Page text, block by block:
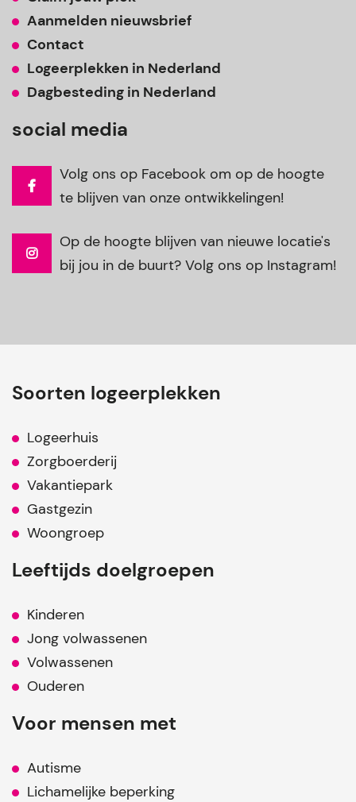
Aanmelden nieuwsbrief
Contact
Logeerplekken in Nederland
Dagbesteding in Nederland
social media
Volg ons op Facebook om op de hoogte
te blijven van onze ontwikkelingen!
Op de hoogte blijven van nieuwe locatie's
bij jou in de buurt? Volg ons op Instagram!
Soorten logeerplekken
Logeerhuis
Zorgboerderij
Vakantiepark
Gastgezin
Woongroep
Leeftijds doelgroepen
Kinderen
Jong volwassenen
Volwassenen
Ouderen
Voor mensen met
Autisme
Lichamelijke beperking